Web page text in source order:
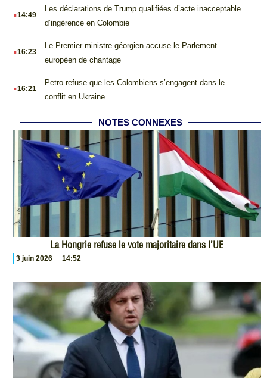
.14:49
Les déclarations de Trump qualifiées d’acte inacceptable
d’ingérence en Colombie
.16:23
Le Premier ministre géorgien accuse le Parlement
européen de chantage
.16:21
Petro refuse que les Colombiens s’engagent dans le
conflit en Ukraine
NOTES CONNEXES
La Hongrie refuse le vote majoritaire dans l’UE
3 juin 2026 14:52